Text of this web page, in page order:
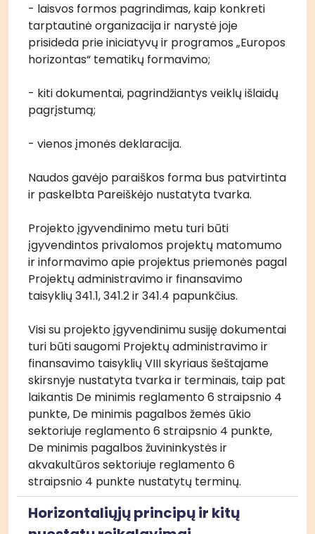
- laisvos formos pagrindimas, kaip konkreti
tarptautinė organizacija ir narystė joje
prisideda prie iniciatyvų ir programos „Europos
horizontas“ tematikų formavimo;
- kiti dokumentai, pagrindžiantys veiklų išlaidų
pagrįstumą;
- vienos įmonės deklaracija.
Naudos gavėjo paraiškos forma bus patvirtinta
ir paskelbta Pareiškėjo nustatyta tvarka.
Projekto įgyvendinimo metu turi būti
įgyvendintos privalomos projektų matomumo
ir informavimo apie projektus priemonės pagal
Projektų administravimo ir finansavimo
taisyklių 341.1, 341.2 ir 341.4 papunkčius.
Visi su projekto įgyvendinimu susiję dokumentai
turi būti saugomi Projektų administravimo ir
finansavimo taisyklių VIII skyriaus šeštajame
skirsnyje nustatyta tvarka ir terminais, taip pat
laikantis De minimis reglamento 6 straipsnio 4
punkte, De minimis pagalbos žemės ūkio
sektoriuje reglamento 6 straipsnio 4 punkte,
De minimis pagalbos žuvininkystės ir
akvakultūros sektoriuje reglamento 6
straipsnio 4 punkte nustatytų terminų.
Horizontaliųjų principų ir kitų